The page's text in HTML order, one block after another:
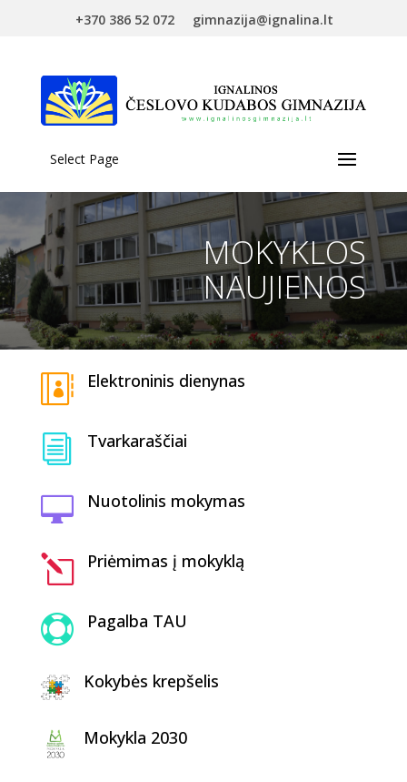
+370 386 52 072 gimnazija@ignalina.lt
Select Page
MOKYKLOS
NAUJIENOS
 Elektroninis dienynas
i Tvarkaraščiai
 Nuotolinis mokymas
l Priėmimas į mokyklą
 Pagalba TAU
Kokybės krepšelis
Mokykla 2030